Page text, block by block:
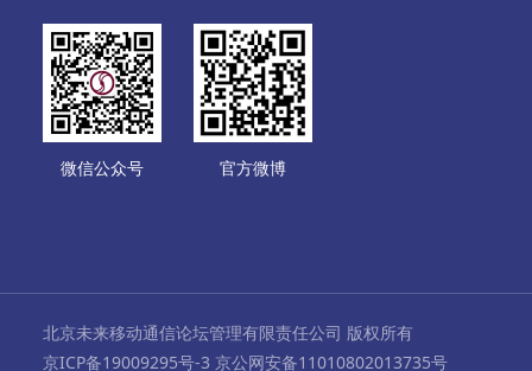
微信公众号 官方微博
北京未来移动通信论坛管理有限责任公司 版权所有
京ICP备19009295号-3 京公网安备11010802013735号